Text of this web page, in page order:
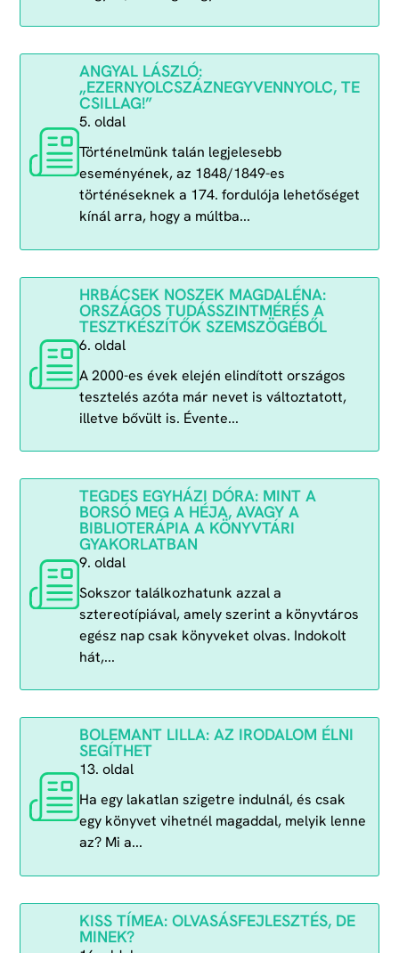
ANGYAL LÁSZLÓ:
„EZERNYOLCSZÁZNEGYVENNYOLC, TE
CSILLAG!”
5. oldal
Történelmünk talán legjelesebb
eseményének, az 1848/1849-es
történéseknek a 174. fordulója lehetőséget
kínál arra, hogy a múltba...
HRBÁCSEK NOSZEK MAGDALÉNA:
ORSZÁGOS TUDÁSSZINTMÉRÉS A
TESZTKÉSZÍTŐK SZEMSZÖGÉBŐL
6. oldal
A 2000-es évek elején elindított országos
tesztelés azóta már nevet is változtatott,
illetve bővült is. Évente...
TEGDES EGYHÁZI DÓRA: MINT A
BORSÓ MEG A HÉJA, AVAGY A
BIBLIOTERÁPIA A KÖNYVTÁRI
GYAKORLATBAN
9. oldal
Sokszor találkozhatunk azzal a
sztereotípiával, amely szerint a könyvtáros
egész nap csak könyveket olvas. Indokolt
hát,...
BOLEMANT LILLA: AZ IRODALOM ÉLNI
SEGÍTHET
13. oldal
Ha egy lakatlan szigetre indulnál, és csak
egy könyvet vihetnél magaddal, melyik lenne
az? Mi a...
KISS TÍMEA: OLVASÁSFEJLESZTÉS, DE
MINEK?